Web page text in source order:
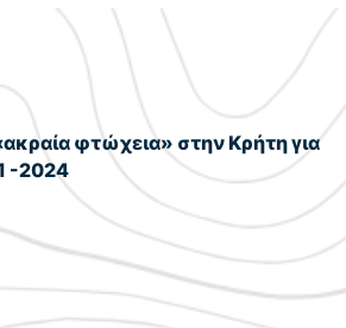
φτώχεια» στην Κρήτη για
-2024